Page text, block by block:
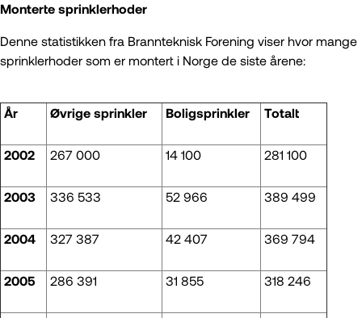
Sertifisering
Sikkerhetsrådgiver - transport av farlig gods
Monterte sprinklerhoder
Denne statistikken fra Brannteknisk Forening viser hvor mange
sprinklerhoder som er montert i Norge de siste årene:
År Øvrige sprinkler Boligsprinkler Totalt
2002 267 000 14 100 281 100
2003 336 533 52 966 389 499
2004 327 387 42 407 369 794
2005 286 391 31 855 318 246